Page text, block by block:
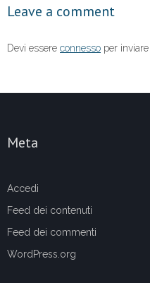
k
Leave a comment
Devi essere connesso per
Meta
Accedi
Feed dei contenuti
Feed dei commenti
WordPress.org